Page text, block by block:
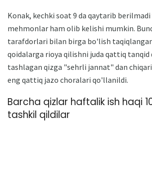
Konak, kechki soat 9 da qaytarib berilmadi
mehmonlar ham olib kelishi mumkin.
tarafdorlari bilan birga bo'lish
qoidalarga rioya qilishni juda qattiq tanqid
tashlagan qizga "sehrli jannat" dan
eng qattiq jazo choralari qo'llanildi.
Barcha qizlar haftalik ish haqi
tashkil qildilar